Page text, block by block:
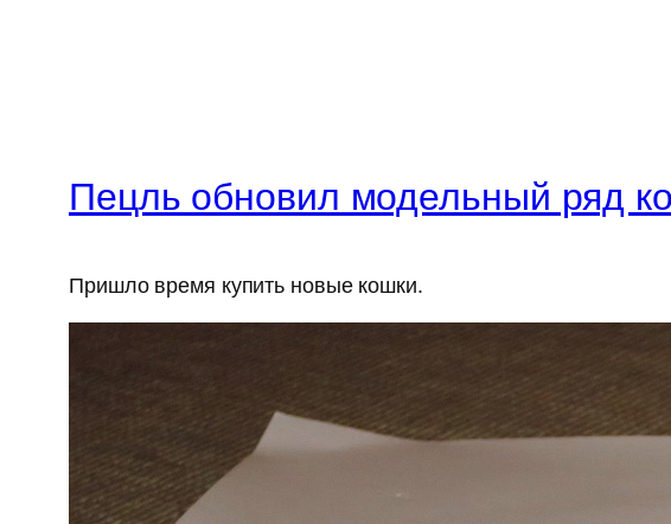
Пецль обновил модельный ряд
Пришло время купить новые кошки.